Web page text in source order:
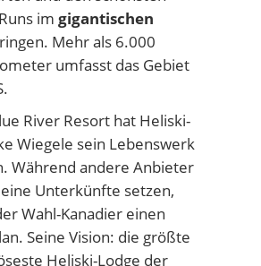
im gigantischen
Mehr als 6.000
umfasst das Gebiet
River Resort hat Heliski-
Wiegele sein Lebenswerk
Während andere Anbieter
Unterkünfte setzen,
Wahl-Kanadier einen
Seine Vision: die größte
Heliski-Lodge der